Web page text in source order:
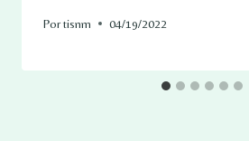
Portisnm 04/19/2022